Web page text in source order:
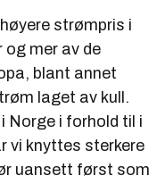
strømpris i
og mer av de
blant annet
laget av kull.
Norge i forhold til i
vi knyttes sterkere
uansett først som